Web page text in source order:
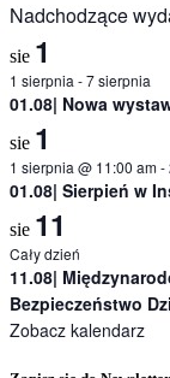
Nadchodzące
sie 1
1 sierpnia -7 sierpnia
01.08| Nowa
sie 1
1 sierpnia @ 11:00 am-
01.08| Sierpień w
sie 11
Cały dzień
11.08|
Bezpieczeństwo
Zobacz kalendarz